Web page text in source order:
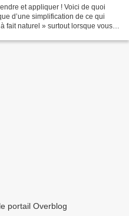
et appliquer ! Voici de quoi
d’une simplification de ce qui
fait naturel » surtout lorsque vous
portail Overblog